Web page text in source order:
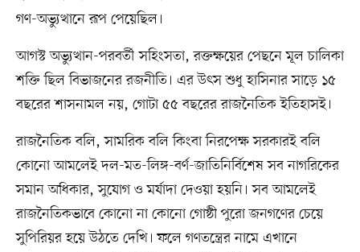
গণ-অভ্যুত্থানে রূপ পেয়েছিল।
আগস্ট অভ্যুত্থান-পরবর্তী সহিংসতা, রক্তক্ষয়ের পেছনে মূল চালিকা
শক্তি ছিল বিভাজনের রজনীতি। এর উৎস শুধু হাসিনার সাড়ে ১৫
বছরের শাসনামল নয়, গোটা ৫৫ বছরের রাজনৈতিক ইতিহাসই।
রাজনৈতিক বলি, সামরিক বলি কিংবা নিরপেক্ষ সরকারই বলি
কোনো আমলেই দল-মত-লিঙ্গ-বর্ণ-জাতিনির্বিশেষ সব নাগরিকের
সমান অধিকার, সুযোগ ও মর্যাদা দেওয়া হয়নি। সব আমলেই
রাজনৈতিকভাবে কোনো না কোনো গোষ্ঠী পুরো জনগণের চেয়ে
সুপিরিয়র হয়ে উঠতে দেখি। ফলে গণতন্ত্রের নামে এখানে